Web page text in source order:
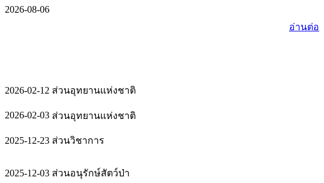
2026-08-06
อ่านต่อ
2026-02-12 ส่วนอุทยานแห่งชาติ
2026-02-03 ส่วนอุทยานแห่งชาติ
2025-12-23 ส่วนวิชาการ
2025-12-03 ส่วนอนุรักษ์สัตว์ป่า